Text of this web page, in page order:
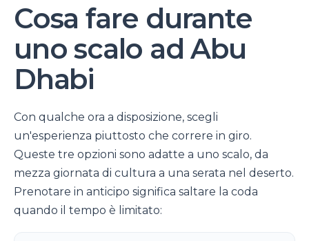
Cosa fare durante
uno scalo ad Abu
Dhabi
Con qualche ora a disposizione, scegli
un'esperienza piuttosto che correre in giro.
Queste tre opzioni sono adatte a uno scalo, da
mezza giornata di cultura a una serata nel deserto.
Prenotare in anticipo significa saltare la coda
quando il tempo è limitato: